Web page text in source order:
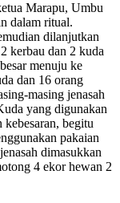
Marapu, Umbu
dalam ritual.
dilanjutkan
kerbau dan 2 kuda
menuju ke
dan 16 orang
masing jenasah
yang digunakan
begitu
pakaian
dimasukkan
4 ekor hewan 2